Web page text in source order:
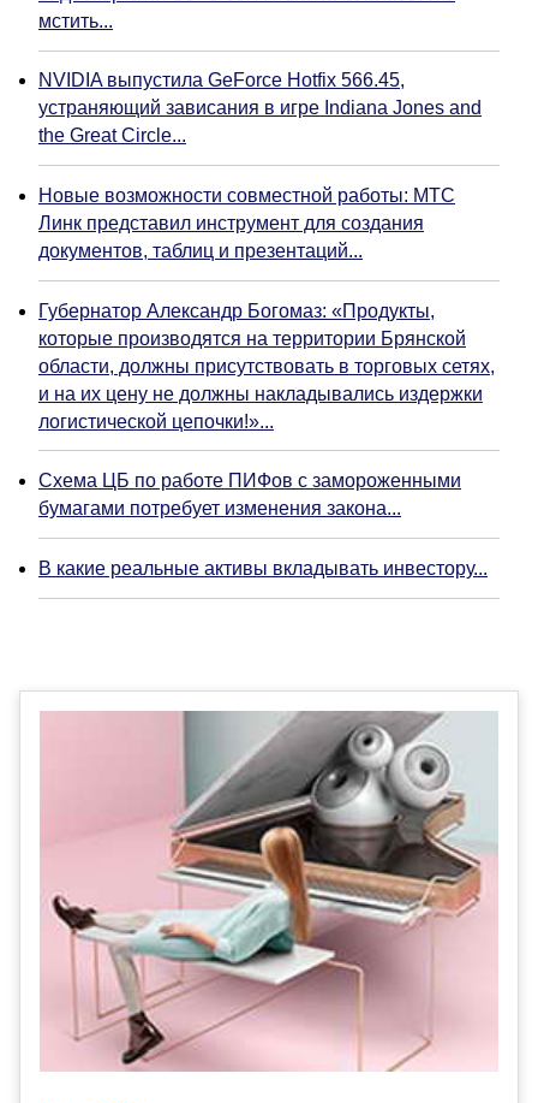
мстить...
NVIDIA выпустила GeForce Hotfix 566.45,
устраняющий зависания в игре Indiana Jones and
the Great Circle...
Новые возможности совместной работы: МТС
Линк представил инструмент для создания
документов, таблиц и презентаций...
Губернатор Александр Богомаз: «Продукты,
которые производятся на территории Брянской
области, должны присутствовать в торговых сетях,
и на их цену не должны накладывались издержки
логистической цепочки!»...
Схема ЦБ по работе ПИФов с замороженными
бумагами потребует изменения закона...
В какие реальные активы вкладывать инвестору...